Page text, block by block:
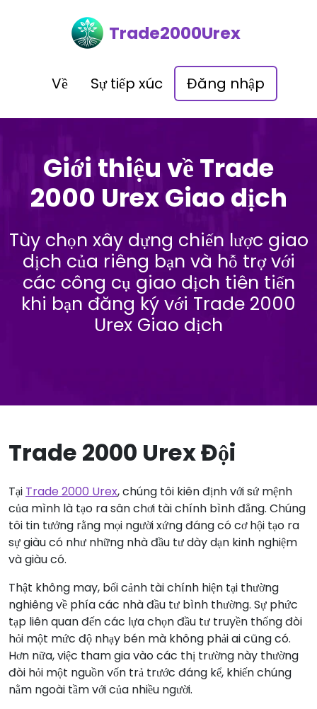
Trade2000Urex
Về Sự tiếp xúc Đăng nhập
Giới thiệu về Trade
2000 Urex Giao dịch
Tùy chọn xây dựng chiến lược giao
dịch của riêng bạn và hỗ trợ với
các công cụ giao dịch tiên tiến
khi bạn đăng ký với Trade 2000
Urex Giao dịch
Trade 2000 Urex Đội
Tại Trade 2000 Urex, chúng tôi kiên định với sứ mệnh
của mình là tạo ra sân chơi tài chính bình đẳng. Chúng
tôi tin tưởng rằng mọi người xứng đáng có cơ hội tạo ra
sự giàu có như những nhà đầu tư dày dạn kinh nghiệm
và giàu có.
Thật không may, bối cảnh tài chính hiện tại thường
nghiêng về phía các nhà đầu tư bình thường. Sự phức
tạp liên quan đến các lựa chọn đầu tư truyền thống đòi
hỏi một mức độ nhạy bén mà không phải ai cũng có.
Hơn nữa, việc tham gia vào các thị trường này thường
đòi hỏi một nguồn vốn trả trước đáng kể, khiến chúng
nằm ngoài tầm với của nhiều người.